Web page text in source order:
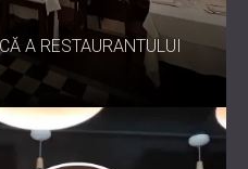
A RESTAURANTULUI